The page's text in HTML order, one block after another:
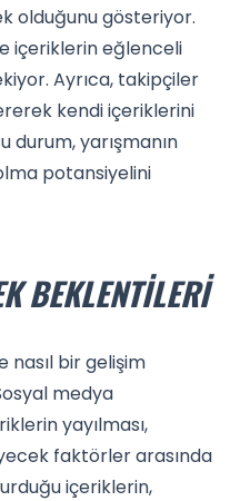
olduğunu gösteriyor.
içeriklerin eğlenceli
Ayrıca, takipçiler
kendi içeriklerini
durum, yarışmanın
potansiyelini
BEKLENTILERI
nasıl bir gelişim
medya
yayılması,
faktörler arasında
içeriklerin,